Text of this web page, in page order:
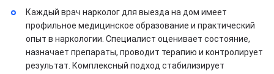
Каждый врач нарколог для выезда на дом имеет
профильное медицинское образование и практический
опыт в наркологии. Специалист оценивает состояние,
назначает препараты, проводит терапию и контролирует
результат. Комплексный подход стабилизирует